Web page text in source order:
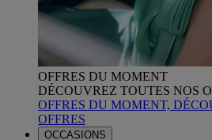
OFFRES DU MOMENT
DÉCOUVREZ TOUTES NOS
OFFRES DU MOMENT,
OFFRES
OCCASIONS